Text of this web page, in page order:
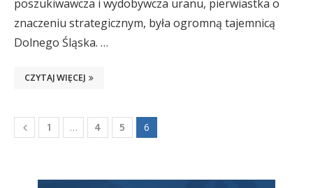
poszukiwawcza i wydobywcza uranu, pierwiastka o
znaczeniu strategicznym, była ogromną tajemnicą
Dolnego Śląska. …
CZYTAJ WIĘCEJ
1 … 4 5 6